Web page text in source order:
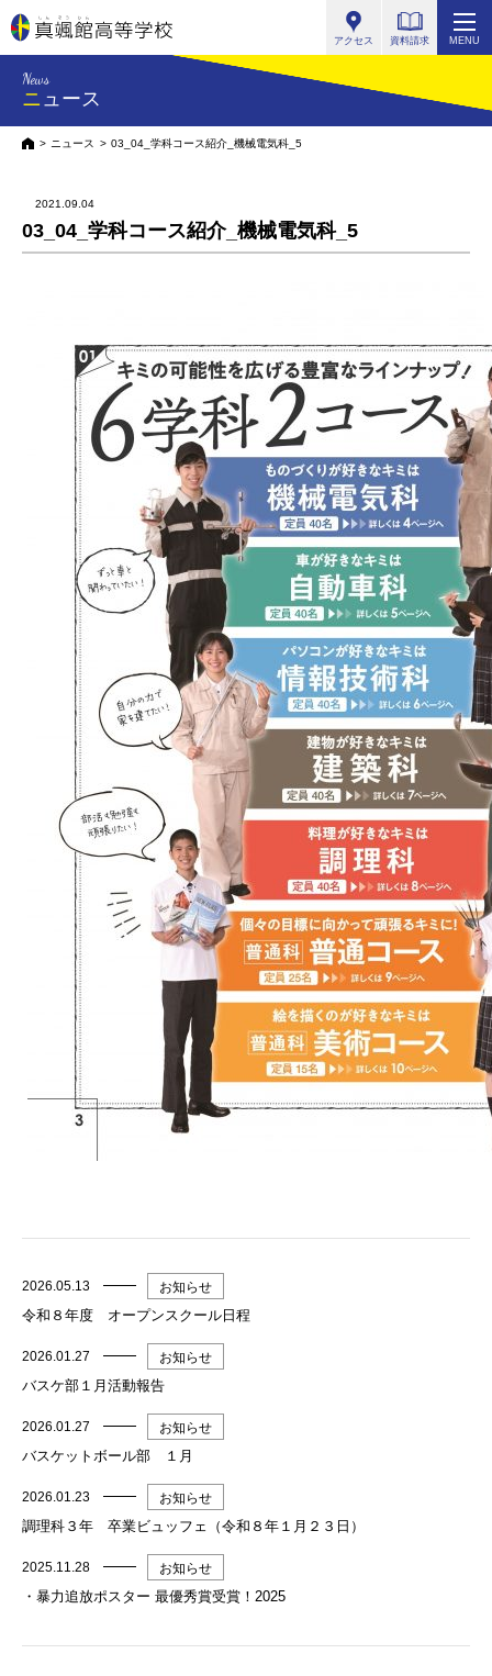
アクセス 資料請求 MENU
News
ニュース
HOMEニュース 03_04_学科コース紹介_機械電気科_5
2021.09.04
03_04_学科コース紹介_機械電気科_5
2026.05.13 お知らせ
令和８年度 オープンスクール日程
2026.01.27 お知らせ
バスケ部１月活動報告
2026.01.27 お知らせ
バスケットボール部 １月
2026.01.23 お知らせ
調理科３年 卒業ビュッフェ（令和８年１月２３日）
2025.11.28 お知らせ
・暴力追放ポスター 最優秀賞受賞！2025